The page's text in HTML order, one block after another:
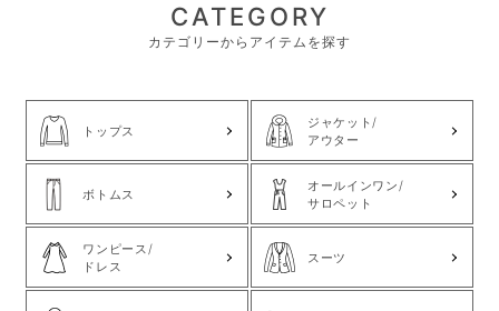
CATEGORY
カテゴリーからアイテムを探す
トップス
ジャケット/
アウター
ボトムス
オールインワン/
サロペット
ワンピース/
ドレス
スーツ